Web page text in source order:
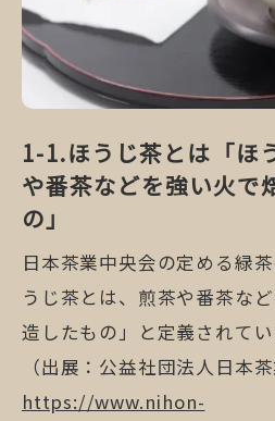
ほうじ茶とは「ほ
や番茶などを強い火で
の」
日本茶業中央会の定める緑
うじ茶とは、煎茶や番茶な
造したもの」と定義されて
（出展：公益社団法人日本
https://www.nihon-